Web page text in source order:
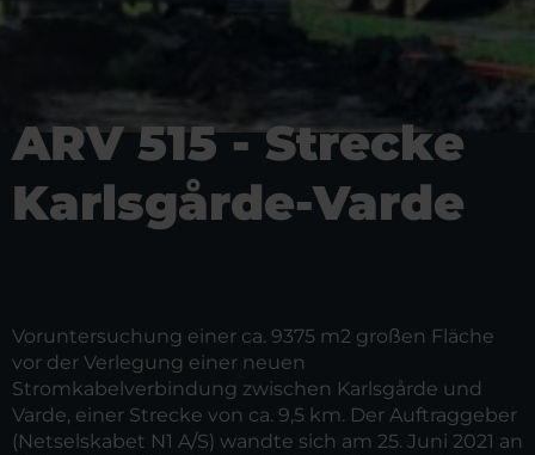
ARV 515 - Strecke
Karlsgårde-Varde
Voruntersuchung einer ca. 9375 m2 großen Fläche
vor der Verlegung einer neuen
Stromkabelverbindung zwischen Karlsgårde und
Varde, einer Strecke von ca. 9,5 km. Der Auftraggeber
(Netselskabet N1 A/S) wandte sich am 25. Juni 2021 an